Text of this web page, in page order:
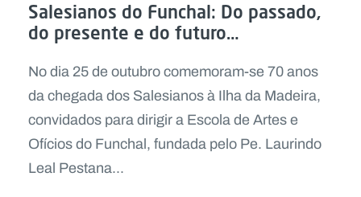
Salesianos do Funchal: Do passado,
do presente e do futuro…
No dia 25 de outubro comemoram-se 70 anos
da chegada dos Salesianos à Ilha da Madeira,
convidados para dirigir a Escola de Artes e
Ofícios do Funchal, fundada pelo Pe. Laurindo
Leal Pestana...